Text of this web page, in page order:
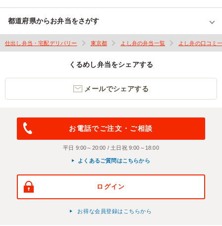
都道府県からお弁当をさがす
仕出し弁当・宅配デリバリー 東京都 よし弁の弁当一覧 よし弁の口コミ
くるめし弁当をシェアする
メールでシェアする
お電話でご注文・ご相談
平日 9:00～20:00 / 土日祝 9:00～18:00
よくあるご質問はこちらから
ログイン
お得な会員登録はこちらから